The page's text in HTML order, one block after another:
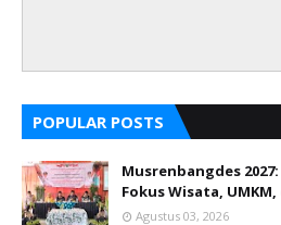
POPULAR POSTS
Musrenbangdes
Fokus Wisata,
Agustus 03, 2026